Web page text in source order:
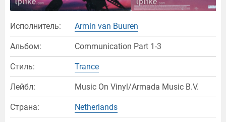
Исполнитель: Armin van Buuren
Альбом: Communication Part 1-3
Стиль: Trance
Лейбл: Music On Vinyl/Armada Music B.V.
Страна: Netherlands